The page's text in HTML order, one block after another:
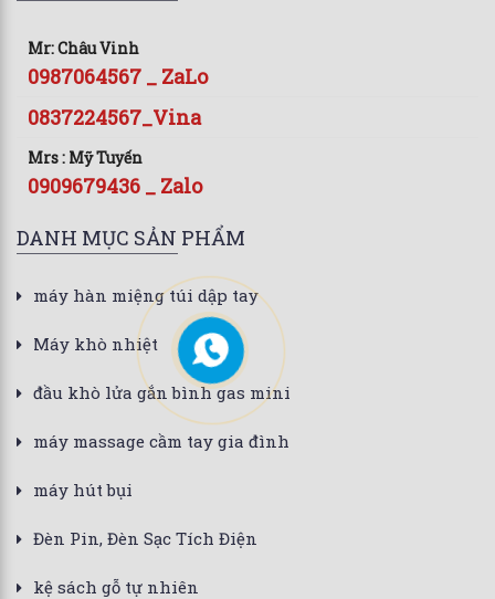
Mr: Châu Vinh
0987064567 _ ZaLo
0837224567_Vina
Mrs : Mỹ Tuyến
0909679436 _ Zalo
DANH MỤC SẢN PHẨM
máy hàn miệng túi dập tay
Máy khò nhiệt
đầu khò lửa gắn bình gas mini
máy massage cầm tay gia đình
máy hút bụi
Đèn Pin, Đèn Sạc Tích Điện
kệ sách gỗ tự nhiên